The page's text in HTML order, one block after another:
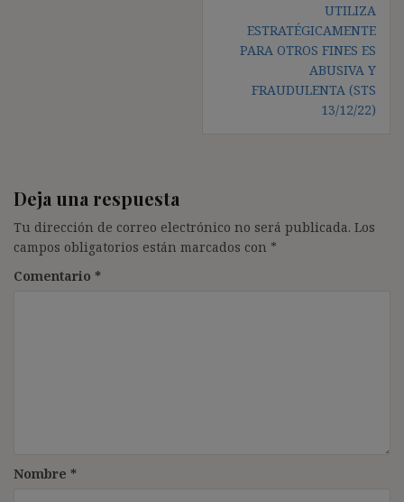
UTILIZA
ESTRATÉGICAMENTE
PARA OTROS FINES ES
ABUSIVA Y
FRAUDULENTA (STS
13/12/22)
Deja una respuesta
Tu dirección de correo electrónico no será publicada. Los
campos obligatorios están marcados con *
Comentario *
Nombre *